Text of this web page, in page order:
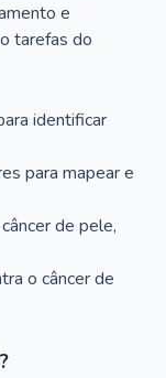
e
tarefas do
identificar
para mapear e
de pele,
o câncer de